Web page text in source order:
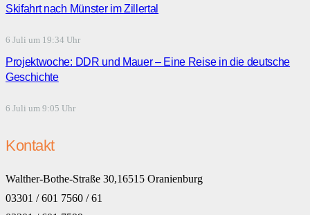
Skifahrt nach Münster im Zillertal
6 Juli um 19:34 Uhr
Projektwoche: DDR und Mauer – Eine Reise in die deutsche
Geschichte
6 Juli um 9:05 Uhr
Kontakt
Walther-Bothe-Straße 30,16515 Oranienburg
03301 / 601 7560 / 61